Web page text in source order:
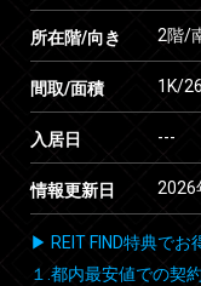
所在階/向き 2階/
間取/面積 1K/
入居日 ---
情報更新日 2026
▶ REIT FIND特典でお
１.都内最安値での契